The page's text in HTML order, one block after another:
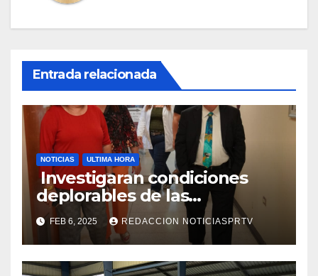
Entrada relacionada
NOTICIAS ULTIMA HORA
Investigaran condiciones
deplorables de las
facilidades el Departamento
de la Salud en Mayagüez
FEB 6, 2025 REDACCION NOTICIASPRTV